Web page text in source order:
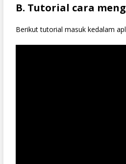
B. Tutorial cara
Berikut tutorial masuk kedalam